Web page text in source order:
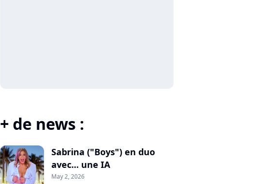
+ de news :
Sabrina ("Boys") en duo
avec... une IA
May 2, 2026